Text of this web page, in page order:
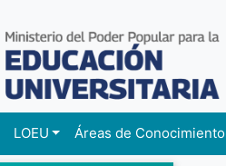
LOEU Áreas de Conocimiento